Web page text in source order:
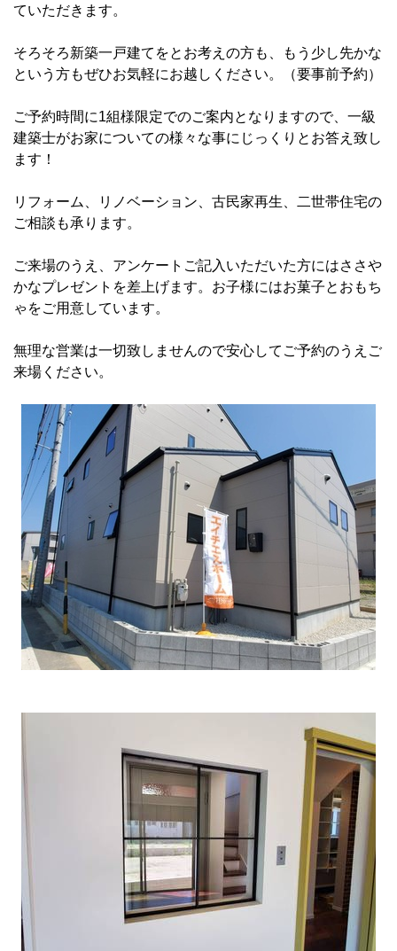
ていただきます。
そろそろ新築一戸建てをとお考えの方も、もう少し先かな
という方もぜひお気軽にお越しください。（要事前予約）
ご予約時間に1組様限定でのご案内となりますので、一級
建築士がお家についての様々な事にじっくりとお答え致し
ます！
リフォーム、リノベーション、古民家再生、二世帯住宅の
ご相談も承ります。
ご来場のうえ、アンケートご記入いただいた方にはささや
かなプレゼントを差上げます。お子様にはお菓子とおもち
ゃをご用意しています。
無理な営業は一切致しませんので安心してご予約のうえご
来場ください。